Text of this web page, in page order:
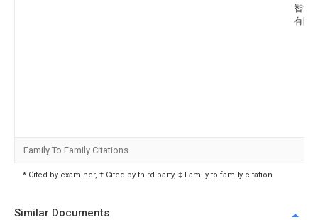
智能
有限
Family To Family Citations
* Cited by examiner, † Cited by third party, ‡ Family to family citation
Similar Documents